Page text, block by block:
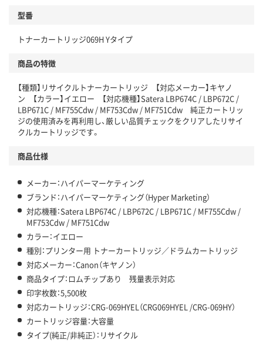
型番
トナーカートリッジ069H Yタイプ
商品の特徴
【種類】リサイクルトナーカートリッジ 【対応メーカー】キヤノ
ン 【カラー】イエロー 【対応機種】Satera LBP674C / LBP672C /
LBP671C / MF755Cdw / MF753Cdw / MF751Cdw 純正カートリッ
ジの使用済みを再利用し、厳しい品質チェックをクリアしたリサイ
クルカートリッジです。
商品仕様
メーカー：ハイパーマーケティング
ブランド：ハイパーマーケティング（Hyper Marketing）
対応機種：Satera LBP674C / LBP672C / LBP671C / MF755Cdw /
MF753Cdw / MF751Cdw
カラー：イエロー
種別：プリンター用 トナーカートリッジ／ドラムカートリッジ
対応メーカー：Canon（キヤノン）
商品タイプ：ロムチップあり 残量表示対応
印字枚数：5,500枚
対応カートリッジ：CRG-069HYEL（CRG069HYEL /CRG-069HY）
カートリッジ容量：大容量
タイプ(純正/非純正）：リサイクル